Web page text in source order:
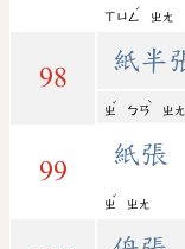
ㄒㄩㄥ
ˊ
ㄓㄤ
98
紙半
ㄓ
ˇ
ㄅㄢ
ˋ
ㄓㄤ
99
紙張
ㄓ
ˇ
ㄓㄤ